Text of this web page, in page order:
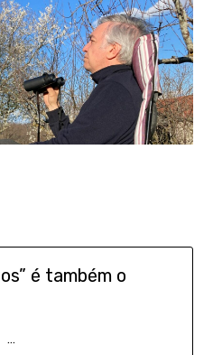
é também o
…